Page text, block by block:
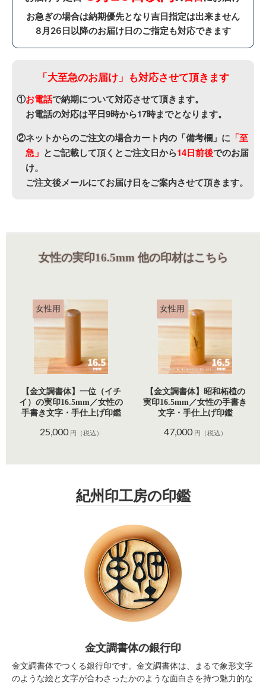
お急ぎの場合は納期優先となり吉日指定は出来ません
8月26日以降のお届け日のご指定も対応できます
「大至急のお届け」も対応させて頂きます
①お電話で納期について対応させて頂きます。
お電話の対応は平日9時から17時までとなります。
②ネットからのご注文の場合カート内の「備考欄」に 「至
急」 とご記載して頂くとご注文日から14日前後でのお届
け。
ご注文後メールにてお届け日をご案内させて頂きます。
女性の実印16.5mm 他の印材はこちら
女性用
【金文調書体】一位（イチ
イ）の実印16.5mm／女性の
手書き文字・手仕上げ印鑑
25,000 円（税込）
女性用
【金文調書体】昭和柘植の
実印16.5mm／女性の手書き
文字・手仕上げ印鑑
47,000 円（税込）
紀州印工房の印鑑
金文調書体の銀行印
金文調書体でつくる銀行印です。金文調書体は、まるで象形文字
のような絵と文字が合わさったかのような面白さを持つ魅力的な